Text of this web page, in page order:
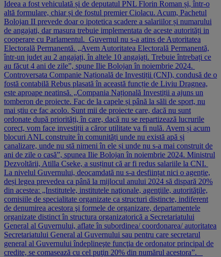
Ideea a fost vehiculată și de deputatul PNL Florin Roman și, într-o
altă formulare, chiar și de fostul premier Ciolacu. Acum, Pachetul
Bolojan II prevede doar o ipotetica scadere a salariilor și numarului
de angajati, dar masura trebuie implementata de aceste autorități in
cooperare cu Parlamentul. Guvernul nu s-a atins de Autoritatea
Electorală Permanentă. „Avem Autoritatea Electorală Permanentă,
într-un județ au 2 angajați, în altele 10 angajați. Trebuie întrebați ce
au făcut 4 ani de zile”, spune Ilie Bolojan în noiembrie 2024.
Controversata Companie Națională de Investiții (CNI), condusă de o
fostă contabilă Rebus plasată în această funcție de Liviu Dragnea,
este aproape neatinsă. „Compania Națională Investiții a ajuns un
tomberon de proiecte. Fac de la capele și până la săli de sport, nu
mai știu ce fac acolo. Sunt mii de proiecte care, dacă nu sunt
ordonate după priorități, în care, dacă nu se repartizează lucrurile
corect, vom face investiții a căror utilitate va fi nulă. Avem și acum
blocuri ANL construite în comunități unde nu există apă și
canalizare, unde nu stă nimeni în ele și unde nu s-a mai construit de
ani de zile o casă”, spunea Ilie Bolojan în noiembrie 2024. Ministrul
Dezvoltării, Atilla Cseke, a susținut că ar fi redus salariile la CNI.
La nivelul Guvernului, deocamdată nu s-a desființat nici o agenție,
deși legea prevedea ca până la mijlocul anului 2024 să dispară 20%
din acestea: „Institutele, institutele naţionale, agenţiile, autorităţile,
comisiile de specialitate organizate ca structuri distincte, indiferent
de denumirea acestora şi formele de organizare, departamentele
organizate distinct în structura organizatorică a Secretariatului
General al Guvernului, aflate în subordinea/ coordonarea/ autoritatea
Secretariatului General al Guvernului sau pentru care secretarul
general al Guvernului îndeplineşte funcţia de ordonator principal de
credite, se comasează cu cel puţin 20% din numărul acestora”.